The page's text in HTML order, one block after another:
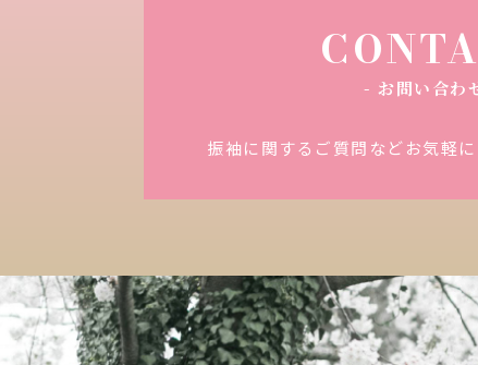
- お問い合わ
振袖に関するご質問などお気軽